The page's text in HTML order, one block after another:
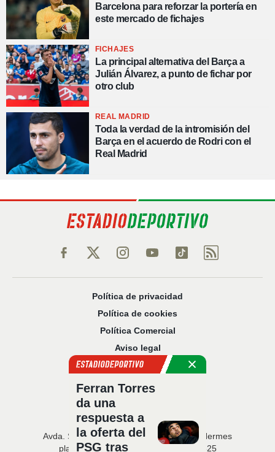
Barcelona para reforzar la portería en
este mercado de fichajes
FICHAJES
La principal alternativa del Barça a
Julián Álvarez, a punto de fichar por
otro club
REAL MADRID
Toda la verdad de la intromisión del
Barça en el acuerdo de Rodri con el
Real Madrid
Política de privacidad
Política de cookies
Política Comercial
Aviso legal
Configuración de privacidad
Sobre nosotros
Código Ético
Avda. San Francisco Javier, 22 · Edificio Hermes
planta 5 · 41018 Sevilla · T. 954 216 525
Ferran Torres
da una
respuesta a
la oferta del
PSG tras